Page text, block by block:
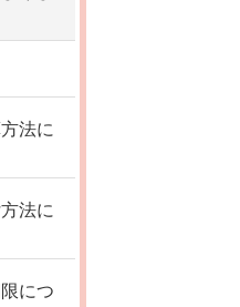
法に
法に
につ